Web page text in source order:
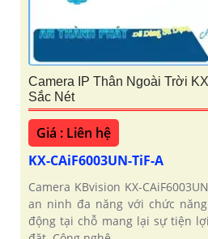
Camera IP Thân Ngoài Trời
Sắc Nét
Giá : Liên hệ
KX-CAiF6003UN-TiF-A
Camera KBvision KX-
an ninh đa năng với chức
động tại chỗ mang lại sự tiện